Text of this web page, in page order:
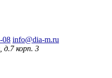
08 info@dia-m.ru
д.7 корп. 3